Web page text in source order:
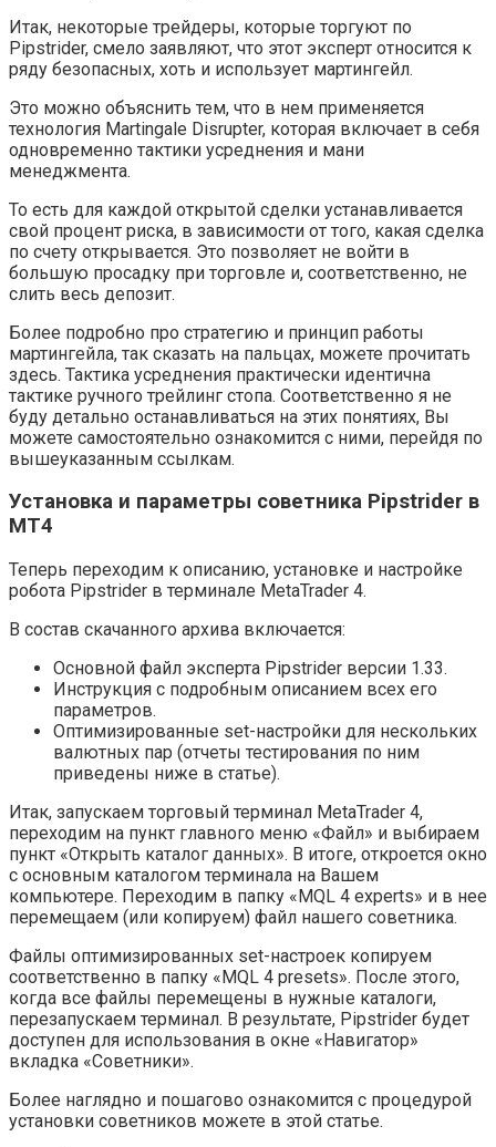
Итак, некоторые трейдеры, которые торгуют по
Pipstrider, смело заявляют, что этот эксперт относится к
ряду безопасных, хоть и использует мартингейл.
Это можно объяснить тем, что в нем применяется
технология Martingale Disrupter, которая включает в себя
одновременно тактики усреднения и мани
менеджмента.
То есть для каждой открытой сделки устанавливается
свой процент риска, в зависимости от того, какая сделка
по счету открывается. Это позволяет не войти в
большую просадку при торговле и, соответственно, не
слить весь депозит.
Более подробно про стратегию и принцип работы
мартингейла, так сказать на пальцах, можете прочитать
здесь. Тактика усреднения практически идентична
тактике ручного трейлинг стопа. Соответственно я не
буду детально останавливаться на этих понятиях, Вы
можете самостоятельно ознакомится с ними, перейдя по
вышеуказанным ссылкам.
Установка и параметры советника Pipstrider в
МТ4
Теперь переходим к описанию, установке и настройке
робота Pipstrider в терминале MetaTrader 4.
В состав скачанного архива включается:
Основной файл эксперта Pipstrider версии 1.33.
Инструкция с подробным описанием всех его
параметров.
Оптимизированные set-настройки для нескольких
валютных пар (отчеты тестирования по ним
приведены ниже в статье).
Итак, запускаем торговый терминал MetaTrader 4,
переходим на пункт главного меню «Файл» и выбираем
пункт «Открыть каталог данных». В итоге, откроется окно
с основным каталогом терминала на Вашем
компьютере. Переходим в папку «MQL 4 experts» и в нее
перемещаем (или копируем) файл нашего советника.
Файлы оптимизированных set-настроек копируем
соответственно в папку «MQL 4 presets». После этого,
когда все файлы перемещены в нужные каталоги,
перезапускаем терминал. В результате, Pipstrider будет
доступен для использования в окне «Навигатор»
вкладка «Советники».
Более наглядно и пошагово ознакомится с процедурой
установки советников можете в этой статье.